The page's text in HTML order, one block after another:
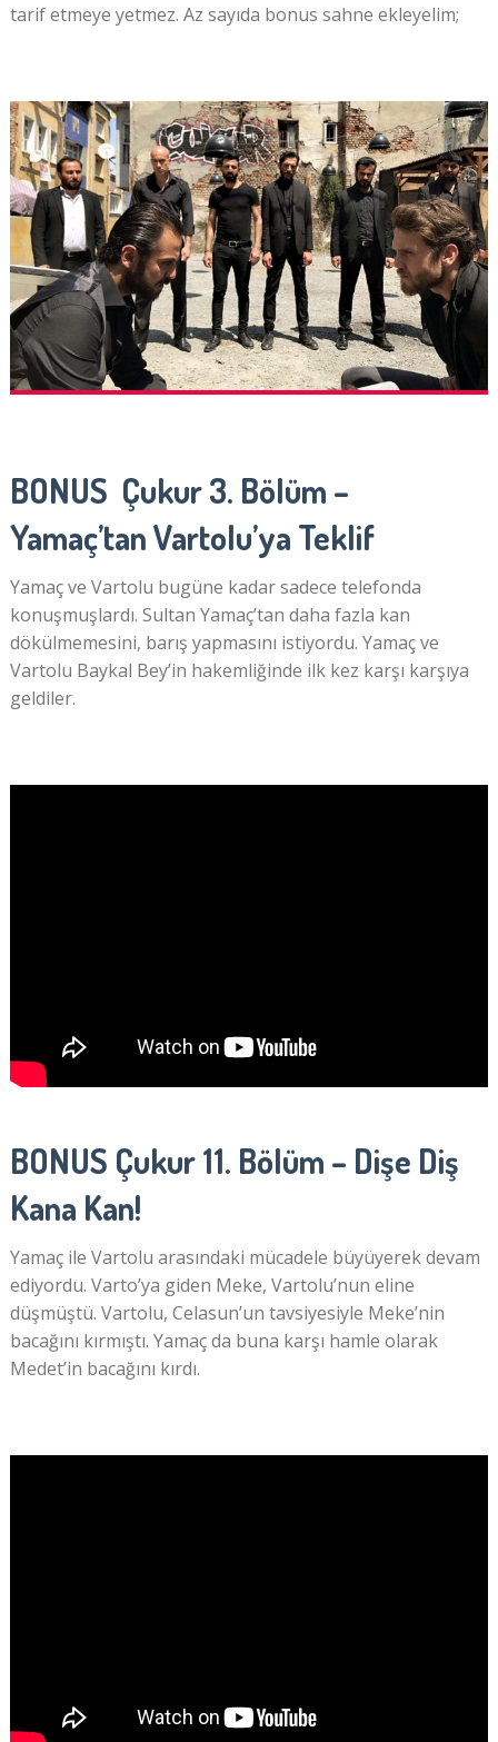
tarif etmeye yetmez. Az sayıda bonus sahne ekleyelim;
BONUS Çukur 3. Bölüm –
Yamaç’tan Vartolu’ya Teklif
Yamaç ve Vartolu bugüne kadar sadece telefonda
konuşmuşlardı. Sultan Yamaç’tan daha fazla kan
dökülmemesini, barış yapmasını istiyordu. Yamaç ve
Vartolu Baykal Bey’in hakemliğinde ilk kez karşı karşıya
geldiler.
BONUS Çukur 11. Bölüm – Dişe Diş
Kana Kan!
Yamaç ile Vartolu arasındaki mücadele büyüyerek devam
ediyordu. Varto’ya giden Meke, Vartolu’nun eline
düşmüştü. Vartolu, Celasun’un tavsiyesiyle Meke’nin
bacağını kırmıştı. Yamaç da buna karşı hamle olarak
Medet’in bacağını kırdı.